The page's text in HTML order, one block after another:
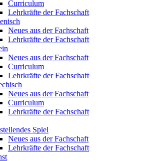
Curriculum
Lehrkräfte der Fachschaft
Neues aus der Fachschaft
Lehrkräfte der Fachschaft
Neues aus der Fachschaft
Curriculum
Lehrkräfte der Fachschaft
Neues aus der Fachschaft
Curriculum
Lehrkräfte der Fachschaft
Spiel
Neues aus der Fachschaft
Lehrkräfte der Fachschaft